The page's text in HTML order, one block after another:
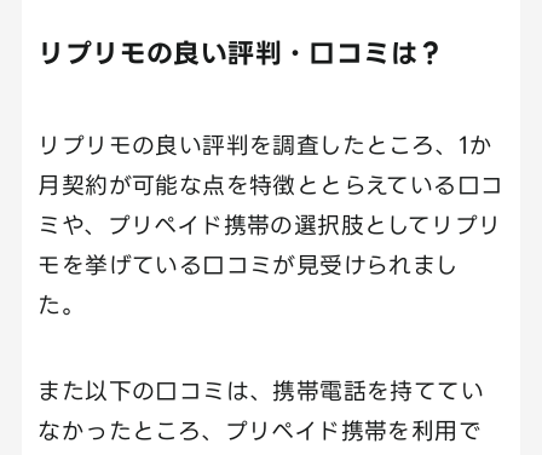
リプリモの良い評判・口コミは？
リプリモの良い評判を調査したところ、1か
月契約が可能な点を特徴ととらえている口コ
ミや、プリペイド携帯の選択肢としてリプリ
モを挙げている口コミが見受けられまし
た。
また以下の口コミは、携帯電話を持ててい
なかったところ、プリペイド携帯を利用で